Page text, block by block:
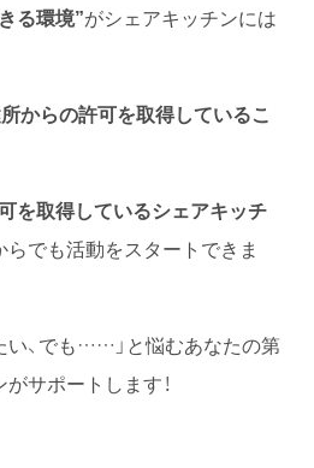
る環境”がシェアキッチンには
からの許可を取得しているこ
を取得しているシェアキッチ
らでも活動をスタートできま
い、でも……」と悩むあなたの第
サポートします！